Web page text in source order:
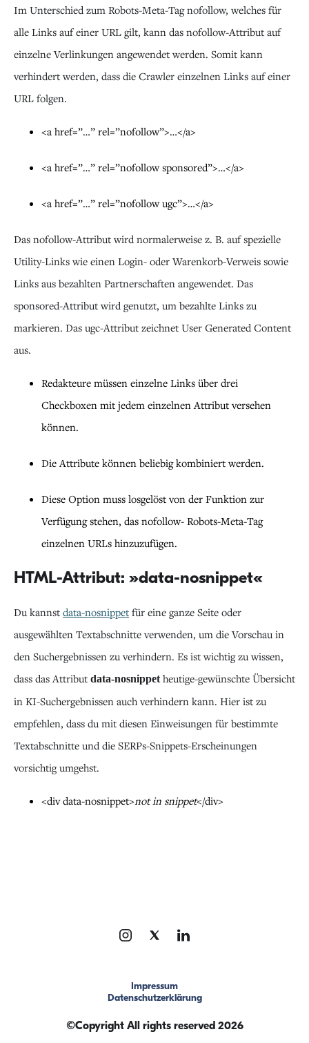
Im Unterschied zum Robots-Meta-Tag nofollow, welches für
alle Links auf einer URL gilt, kann das nofollow-Attribut auf
einzelne Verlinkungen angewendet werden. Somit kann
verhindert werden, dass die Crawler einzelnen Links auf einer
URL folgen.
<a href=”…” rel=”nofollow”>…</a>
<a href=”…” rel=”nofollow sponsored”>…</a>
<a href=”…” rel=”nofollow ugc”>…</a>
Das nofollow-Attribut wird normalerweise z. B. auf spezielle
Utility-Links wie einen Login- oder Warenkorb-Verweis sowie
Links aus bezahlten Partnerschaften angewendet. Das
sponsored-Attribut wird genutzt, um bezahlte Links zu
markieren. Das ugc-Attribut zeichnet User Generated Content
aus.
Redakteure müssen einzelne Links über drei
Checkboxen mit jedem einzelnen Attribut versehen
können.
Die Attribute können beliebig kombiniert werden.
Diese Option muss losgelöst von der Funktion zur
Verfügung stehen, das nofollow- Robots-Meta-Tag
einzelnen URLs hinzuzufügen.
HTML-Attribut: »data-nosnippet«
Du kannst data-nosnippet für eine ganze Seite oder
ausgewählten Textabschnitte verwenden, um die Vorschau in
den Suchergebnissen zu verhindern. Es ist wichtig zu wissen,
dass das Attribut data-nosnippetheutige-gewünschte Übersicht
in KI-Suchergebnissen auch verhindern kann. Hier ist zu
empfehlen, dass du mit diesen Einweisungen für bestimmte
Textabschnitte und die SERPs-Snippets-Erscheinungen
vorsichtig umgehst.
<div data-nosnippet>not in snippet</div>
Impressum
Datenschutzerklärung
©Copyright All rights reserved 2026